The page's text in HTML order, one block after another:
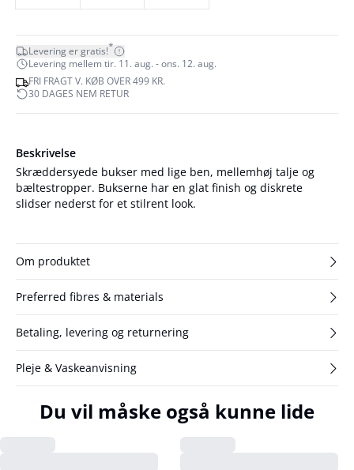
Levering er gratis!*
Levering mellem tir. 11. aug. - ons. 12. aug.
FRI FRAGT V. KØB OVER 499 KR.
30 DAGES NEM RETUR
Beskrivelse
Skræddersyede bukser med lige ben, mellemhøj talje og
bæltestropper. Bukserne har en glat finish og diskrete
slidser nederst for et stilrent look.
Om produktet
Preferred fibres & materials
Betaling, levering og returnering
Pleje & Vaskeanvisning
Du vil måske også kunne lide